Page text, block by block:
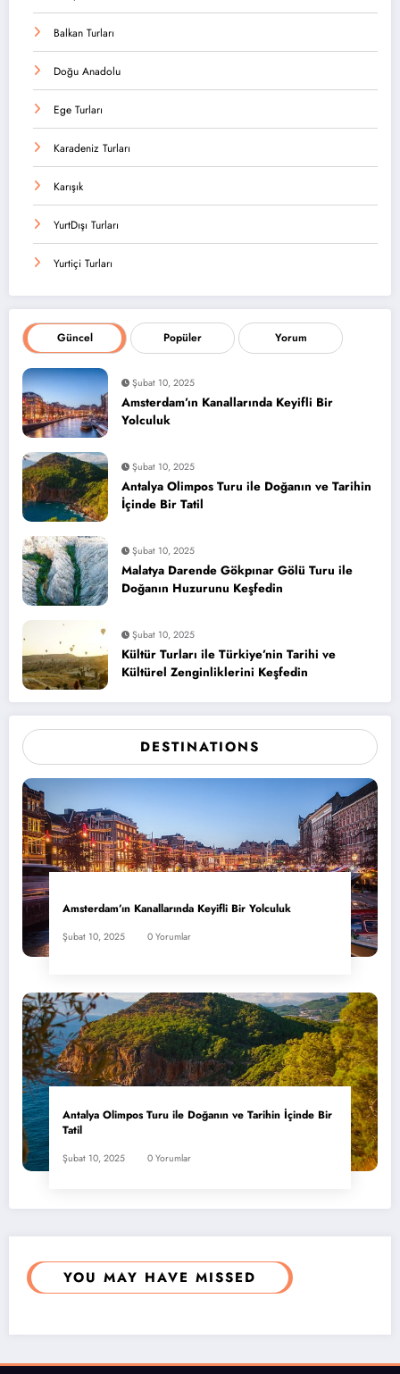
Balkan Turları
Doğu Anadolu
Ege Turları
Karadeniz Turları
Karışık
YurtDışı Turları
Yurtiçi Turları
Güncel Popüler Yorum
Şubat 10, 2025
Amsterdam’ın Kanallarında Keyifli Bir
Yolculuk
Şubat 10, 2025
Antalya Olimpos Turu ile Doğanın ve Tarihin
İçinde Bir Tatil
Şubat 10, 2025
Malatya Darende Gökpınar Gölü Turu ile
Doğanın Huzurunu Keşfedin
Şubat 10, 2025
Kültür Turları ile Türkiye’nin Tarihi ve
Kültürel Zenginliklerini Keşfedin
DESTINATIONS
Amsterdam’ın Kanallarında Keyifli Bir Yolculuk
Şubat 10, 2025 0 Yorumlar
Antalya Olimpos Turu ile Doğanın ve Tarihin İçinde Bir
Tatil
Şubat 10, 2025 0 Yorumlar
YOU MAY HAVE MISSED